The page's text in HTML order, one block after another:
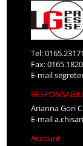
Tel:
Fax:
E-mail
Arianna Gori
E-mail
Account